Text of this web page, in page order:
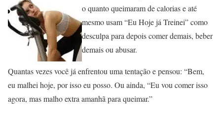
o quanto queimaram de calorias e até
mesmo usam “Eu Hoje já Treinei” como
desculpa para depois comer demais, beber
demais ou abusar.
Quantas vezes você já enfrentou uma tentação e pensou: “Bem,
eu malhei hoje, por isso eu posso. Ou ainda, “Eu vou comer isso
agora, mas malho extra amanhã para queimar.”